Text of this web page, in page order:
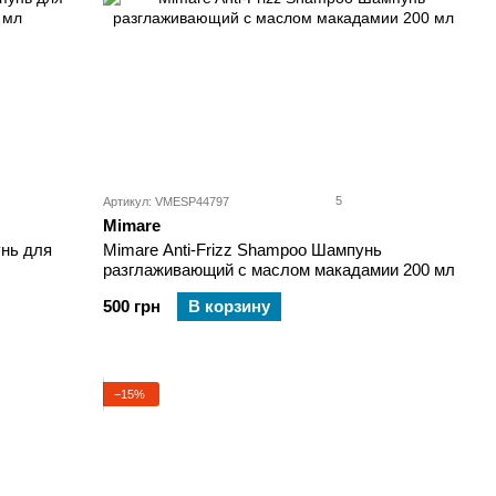
для
Артикул: VMESP44797 5
Mimare
Mimare Anti-Frizz Shampoo Шампунь
разглаживающий с маслом макадамии 200 мл
500 грн
В корзину
−15%